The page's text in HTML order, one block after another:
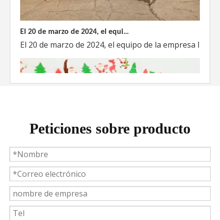
El 20 de marzo de 2024, el equipo de la empresa
Weyeah Power celebra una cálida Navidad, ¡festejando juntos en esta temporada festiva!
Weyeah Power, 25 de diciembre de 2023 - En esta
Peticiones sobre producto